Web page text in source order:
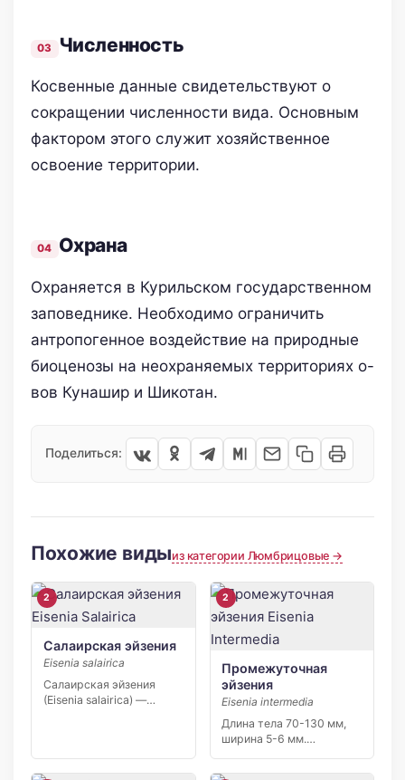
Численность
Косвенные данные свидетельствуют о
сокращении численности вида. Основным
фактором этого служит хозяйственное
освоение территории.
Охрана
Охраняется в Курильском государственном
заповеднике. Необходимо ограничить
антропогенное воздействие на природные
биоценозы на неохраняемых территориях о-
вов Кунашир и Шикотан.
Поделиться:
Похожие видыиз категории Люмбрицовые →
2
Салаирская эйзения
Eisenia salairica
Салаирская эйзения
(Eisenia salairica) —
2
Промежуточная
эйзения
Eisenia intermedia
Длина тела 70-130 мм,
ширина 5-6 мм.